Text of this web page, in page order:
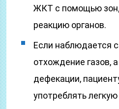
ЖКТ с помощью
реакцию органов.
Если наблюдается
отхождение газов,
дефекации,
употреблять